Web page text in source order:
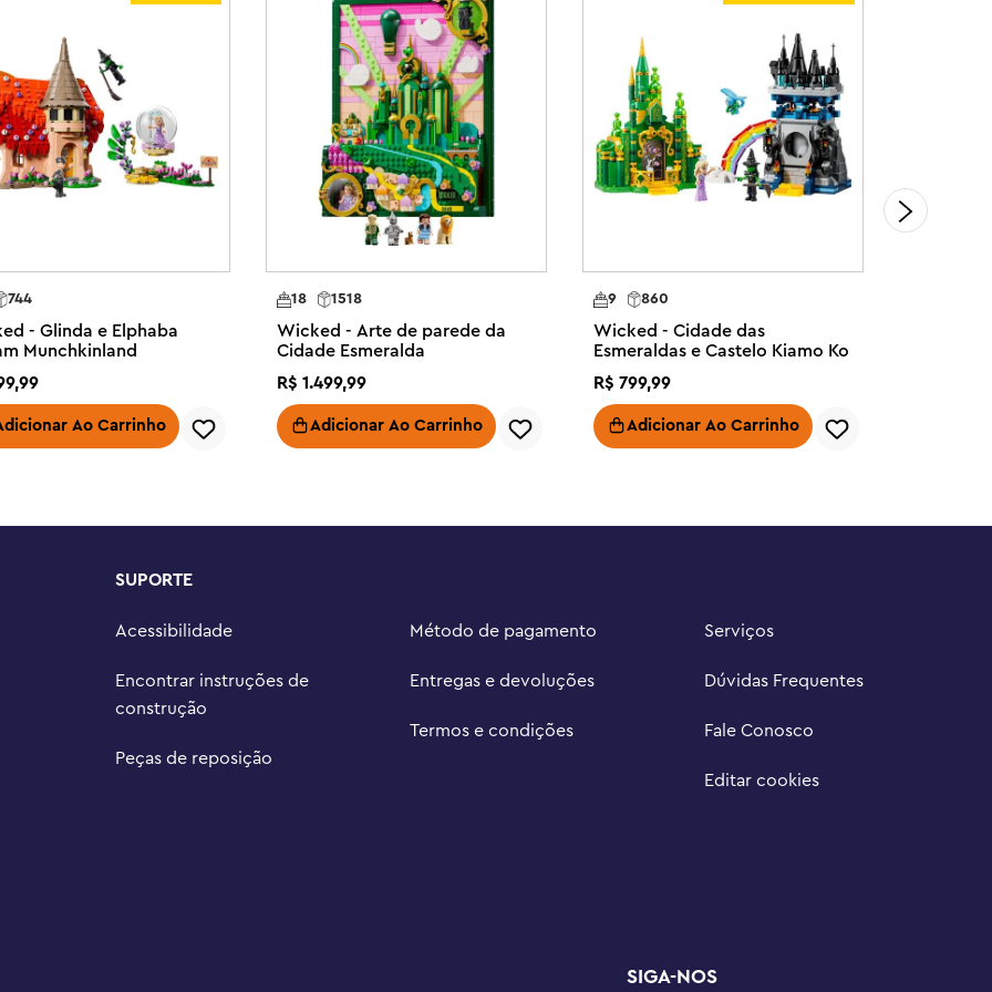
é uma ótima ideia de
são fãs de Wicked e itens
tem mais de 6 cm de altura,
744
- Glinda e Elphaba
Munchkinland
,99
Ao Carrinho
1518
18
Wicked - Arte de parede da
Cidade Esmeralda
R$ 1.499,99
Adicionar Ao Carrinho
860
9
Wicked - Cidade das
Esmeraldas e Castelo Kiamo Ko
R$ 799,99
Adicionar Ao Carrinho
SUPORTE
Acessibilidade
Encontrar instruções de
construção
Peças de reposição
Método de pagamento
Entregas e devoluções
Termos e condições
Serviços
Dúvidas Frequentes
Fale Conosco
Editar cookies
SIGA-NOS